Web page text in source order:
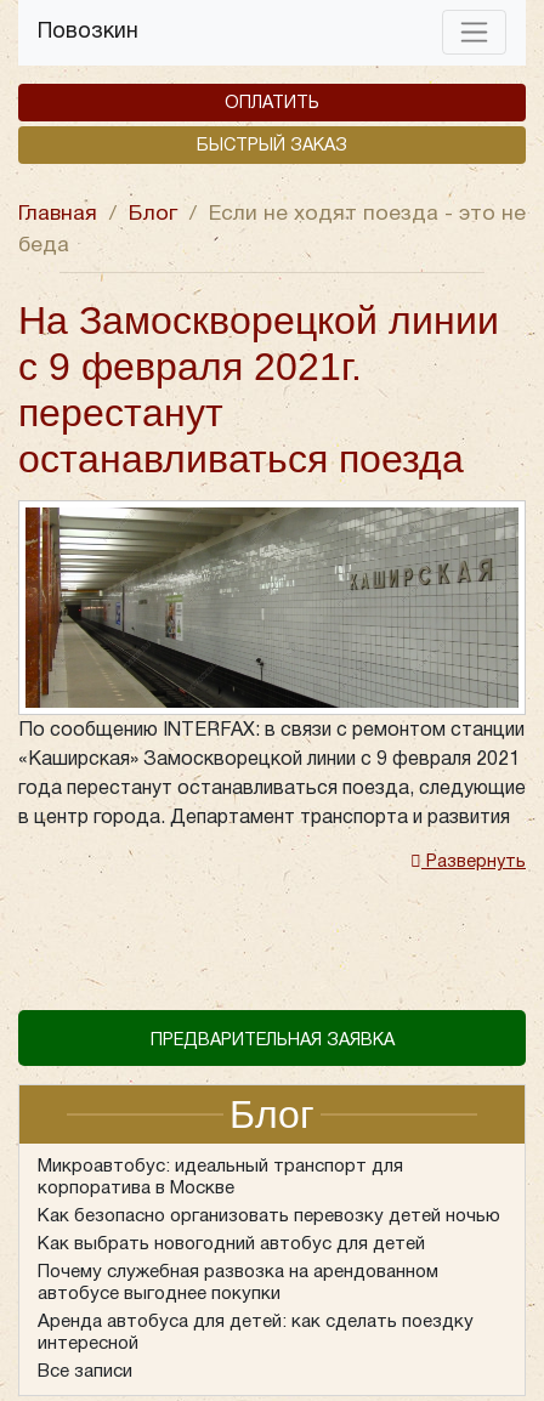
Повозкин
ОПЛАТИТЬ
БЫСТРЫЙ ЗАКАЗ
ПРЕДВАРИТЕЛЬНАЯ ЗАЯВКА
Блог
Микроавтобус: идеальный транспорт для
корпоратива в Москве
Как безопасно организовать перевозку детей ночью
Как выбрать новогодний автобус для детей
Почему служебная развозка на арендованном
автобусе выгоднее покупки
Аренда автобуса для детей: как сделать поездку
интересной
Все записи
Главная / Блог /
Если не ходят поезда - это не
беда
На Замоскворецкой линии
с 9 февраля 2021г.
перестанут
останавливаться поезда
По сообщению INTERFAX: в связи с ремонтом станции
«Каширская» Замоскворецкой линии с 9 февраля 2021
года перестанут останавливаться поезда, следующие
в центр города. Департамент транспорта и развития
дорожной инфраструктуры Москвы сообщил, что
решение принято в связи с включением станции в БКЛ
(Большую кольцевую линию), а для этого необходимо
закрыть платформу в сторону станции
«Коломенская», ее поезда будут проезжать без
В этой ситуации приобретает актуальность услуга
аренды автобусаот компании «Повозкинъ» в Москве.
Компания специализируется на выполнении заказов
автобусов вместимостью от 4 до 55 пассажиров
одновременно. Чтобы не менять привычный маршрут и
расписание из-за перебоев в движении
метрополитена, мы предлагаем воспользоваться
нашим качественным сервисом. «Повозкинъ»
гарантирует при аренде автобуса своевременную
подачу технически исправленного транспорта в
нужное время и по указанному адресу. В связи с
планируемым увеличением спроса на наши услуги,
рекомендуем оформить заказ автобуса
Развернуть